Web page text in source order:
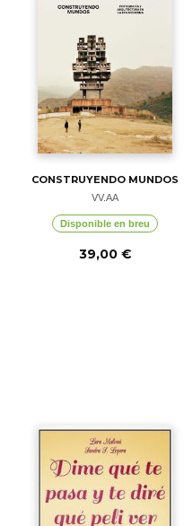
CONSTRUYENDO MUNDOS
VV.AA
Disponible en breu
39,00 €